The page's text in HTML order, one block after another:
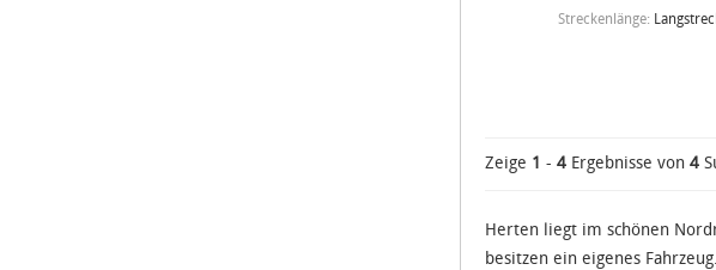
Streckenlänge:
Zeige 1 - 4 Ergebnisse von 4
Herten liegt im schönen
besitzen ein eigenes